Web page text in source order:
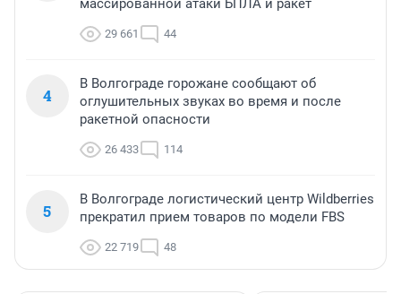
массированной атаки БПЛА и ракет
29 661 44
4
В Волгограде горожане сообщают об
оглушительных звуках во время и после
ракетной опасности
26 433 114
5
В Волгограде логистический центр Wildberries
прекратил прием товаров по модели FBS
22 719 48